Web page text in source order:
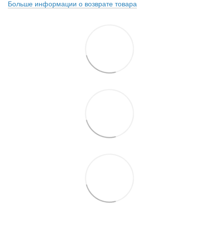
Больше информации о возврате товара